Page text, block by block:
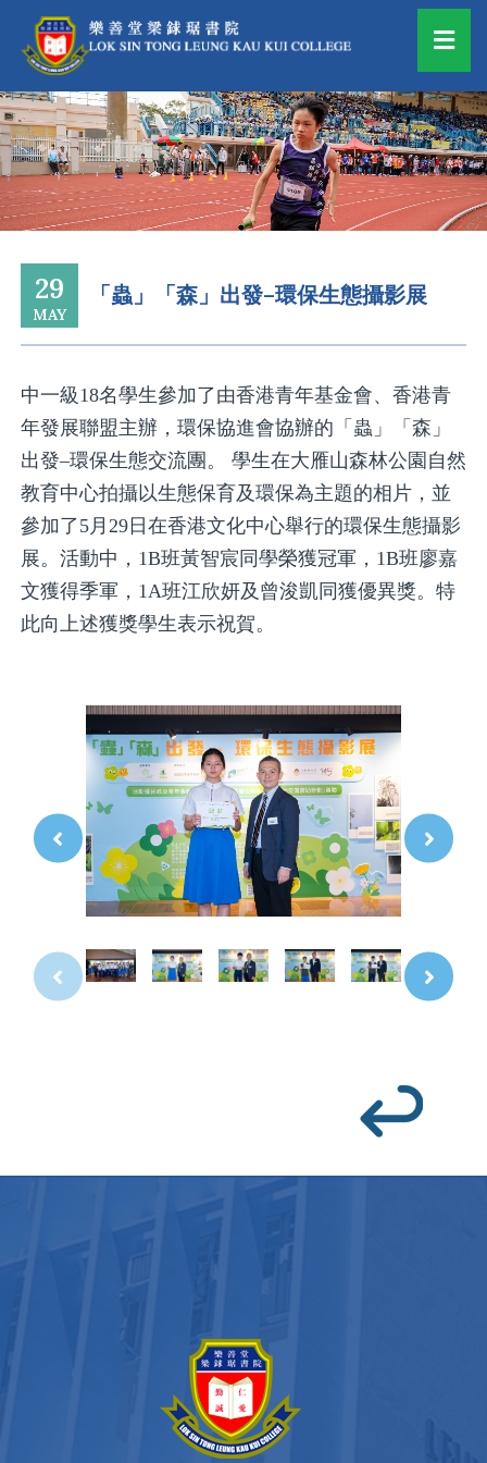
29
MAY
「蟲」「森」出發–環保生態攝影展
中一級18名學生參加了由香港青年基金會、香港青
年發展聯盟主辦，環保協進會協辦的「蟲」「森」
出發–環保生態交流團。 學生在大雁山森林公園自然
教育中心拍攝以生態保育及環保為主題的相片，並
參加了5月29日在香港文化中心舉行的環保生態攝影
展。活動中，1B班黃智宸同學榮獲冠軍，1B班廖嘉
文獲得季軍，1A班江欣妍及曾浚凱同獲優異獎。特
此向上述獲獎學生表示祝賀。